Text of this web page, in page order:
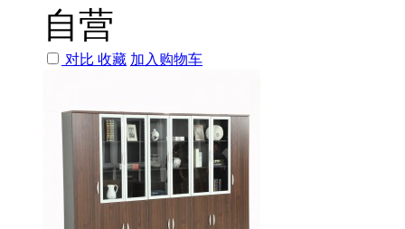
自营
对比 收藏 加入购物车